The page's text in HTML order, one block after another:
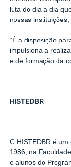
luta do dia a dia
nossas
“É a disposição
impulsiona a
e de formação da
HISTEDBR
O HISTEDBR é
1986, na
e alunos do